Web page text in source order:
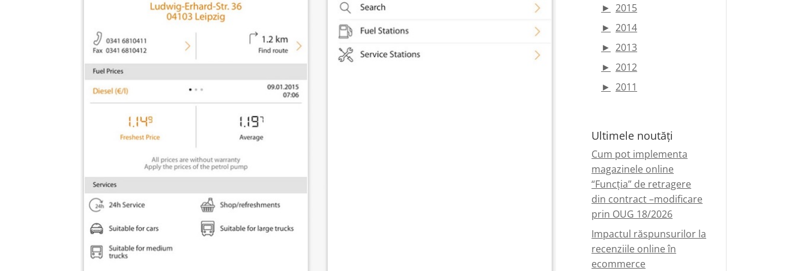
► 2015
► 2014
► 2013
► 2012
► 2011
Ultimele noutăți
Cum pot implementa
magazinele online
“Funcția” de retragere
din contract –modificare
prin OUG 18/2026
Impactul răspunsurilor la
recenziile online în
ecommerce